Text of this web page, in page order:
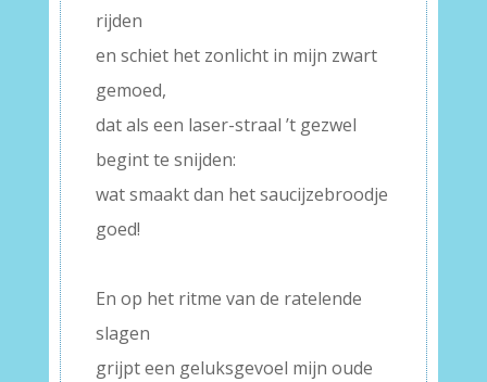
rijden
en schiet het zonlicht in mijn zwart
gemoed,
dat als een laser-straal ’t gezwel
begint te snijden:
wat smaakt dan het saucijzebroodje
goed!
En op het ritme van de ratelende
slagen
grijpt een geluksgevoel mijn oude